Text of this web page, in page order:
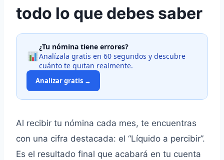
todo lo que debes saber
¿Tu nómina tiene errores?
Analízala gratis en 60 segundos y descubre
cuánto te quitan realmente.
Analizar gratis →
Al recibir tu nómina cada mes, te encuentras
con una cifra destacada: el “Líquido a percibir”.
Es el resultado final que acabará en tu cuenta